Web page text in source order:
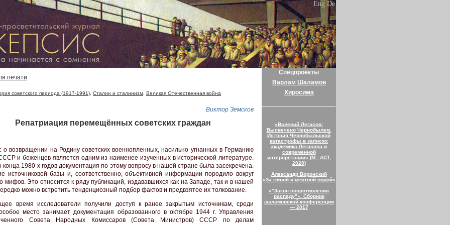
Eng De
печати
советского периода (1917-1991) Сталин и сталинизм Великая Отечественная война
Виктор Земсков
Репатриация перемещённых советских граждан
о возвращении на Родину советских военнопленных, насильно угнанных в Германию
и беженцев является одним из наименее изученных в исторической литературе.
конца 1980-х годов документация по этому вопросу в нашей стране была засекречена.
источниковой базы и, соответственно, объективной информации породило вокруг
мифов. Это относится к ряду публикаций, издававшихся как на Западе, так и в нашей
можно встретить тенденциозный подбор фактов и предвзятое их толкование.
время исследователи получили доступ к ранее закрытым источникам, среди
место занимает документация образованного в октябре 1944 г. Управления
Совета Народных Комиссаров (Совета Министров) СССР по делам
Спецпроекты
Варлам Шаламов
Хиросима
«Валерий Легасов:
Высвечено Чернобылем.
История Чернобыльской
катастрофы в записях
академика Легасова и
современной
интерпретации» (М.: АСТ,
2020)
Александр Воронский
«За живой и мёртвой водой»
«“Закон сопротивления
распаду”». Сборник
шаламовской конференции
— 2017